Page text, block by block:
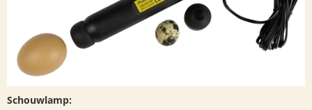
Schouwlamp: